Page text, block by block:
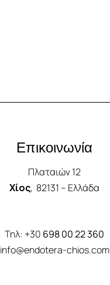
Επικοινωνία
Πλαταιών 12
Χίος, 82131 – Ελλάδα
Τηλ: +30 698 00 22 360
info@endotera-chios.com